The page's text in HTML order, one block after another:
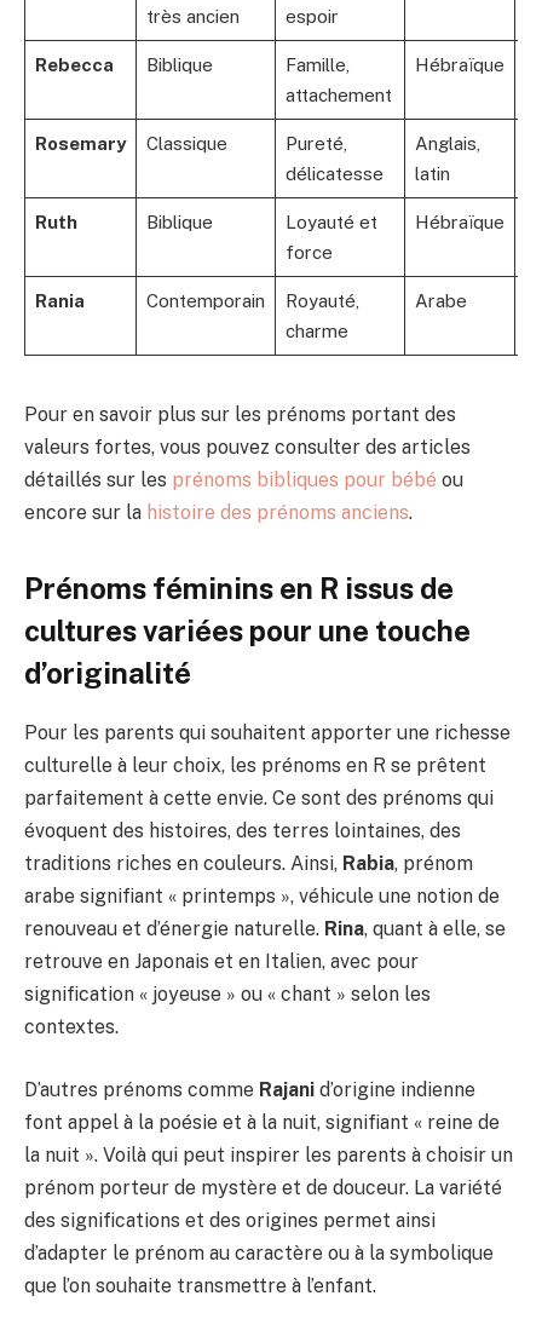
très ancien
espoir
Rebecca Biblique
Famille,
attachement
Hébraïque
Rosemary Classique
Pureté,
délicatesse
Anglais,
latin
Ruth Biblique
Loyauté et
force
Hébraïque
Rania Contemporain
Royauté,
charme
Arabe
Pour en savoir plus sur les prénoms portant des
valeurs fortes, vous pouvez consulter des articles
détaillés sur les prénoms bibliques pour bébé ou
encore sur la histoire des prénoms anciens.
Prénoms féminins en R issus de
cultures variées pour une touche
d’originalité
Pour les parents qui souhaitent apporter une richesse
culturelle à leur choix, les prénoms en R se prêtent
parfaitement à cette envie. Ce sont des prénoms qui
évoquent des histoires, des terres lointaines, des
traditions riches en couleurs. Ainsi, Rabia, prénom
arabe signifiant « printemps », véhicule une notion de
renouveau et d’énergie naturelle. Rina, quant à elle, se
retrouve en Japonais et en Italien, avec pour
signification « joyeuse » ou « chant » selon les
contextes.
D’autres prénoms comme Rajani d’origine indienne
font appel à la poésie et à la nuit, signifiant « reine de
la nuit ». Voilà qui peut inspirer les parents à choisir un
prénom porteur de mystère et de douceur. La variété
des significations et des origines permet ainsi
d’adapter le prénom au caractère ou à la symbolique
que l’on souhaite transmettre à l’enfant.